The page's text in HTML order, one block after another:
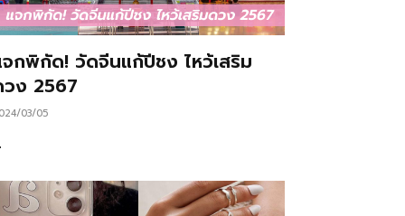
กพิกัด! วัดจีนแก้ปีชง ไหว้เสริม
ง 2567
03/05